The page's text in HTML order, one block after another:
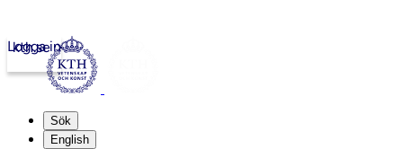
kth.se
Logga in
Sök
English